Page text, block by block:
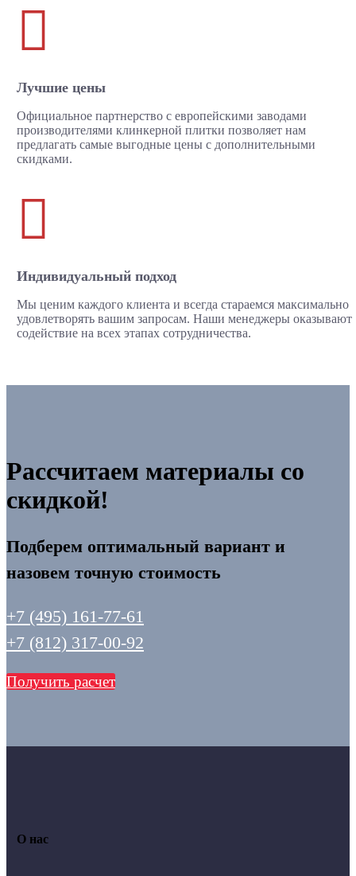

Лучшие цены
Официальное партнерство с европейскими заводами
производителями клинкерной плитки позволяет нам
предлагать самые выгодные цены с дополнительными
скидками.

Индивидуальный подход
Мы ценим каждого клиента и всегда стараемся максимально
удовлетворять вашим запросам. Наши менеджеры оказывают
содействие на всех этапах сотрудничества.
Рассчитаем материалы со
скидкой!
Подберем оптимальный вариант и
назовем точную стоимость
+7 (495) 161-77-61
+7 (812) 317-00-92
Получить расчет
О нас